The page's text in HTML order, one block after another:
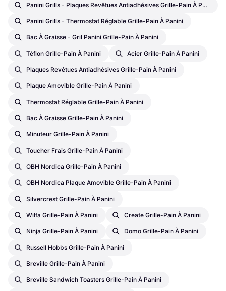
Panini Grills - Plaques Revêtues Antiadhésives Grille-Pain À Panini
Panini Grills - Thermostat Réglable Grille-Pain À Panini
Bac À Graisse - Gril Panini Grille-Pain À Panini
Téflon Grille-Pain À Panini Acier Grille-Pain À Panini
Plaques Revêtues Antiadhésives Grille-Pain À Panini
Plaque Amovible Grille-Pain À Panini
Thermostat Réglable Grille-Pain À Panini
Bac À Graisse Grille-Pain À Panini
Minuteur Grille-Pain À Panini
Toucher Frais Grille-Pain À Panini
OBH Nordica Grille-Pain À Panini
OBH Nordica Plaque Amovible Grille-Pain À Panini
Silvercrest Grille-Pain À Panini
Wilfa Grille-Pain À Panini Create Grille-Pain À Panini
Ninja Grille-Pain À Panini Domo Grille-Pain À Panini
Russell Hobbs Grille-Pain À Panini
Breville Grille-Pain À Panini
Breville Sandwich Toasters Grille-Pain À Panini